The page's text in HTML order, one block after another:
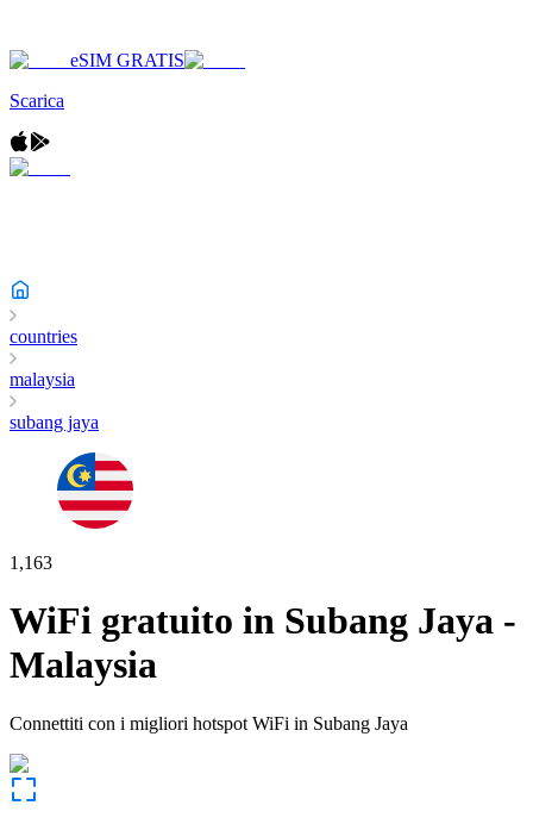
eSIM GRATIS
Scarica
countries
malaysia
subang jaya
1,163
WiFi gratuito in Subang Jaya -
Malaysia
Connettiti con i migliori hotspot WiFi in Subang Jaya